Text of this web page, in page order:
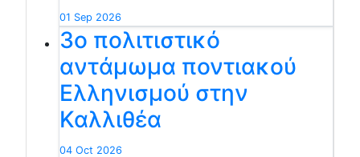
01 Sep 2026
3ο πολιτιστικό
αντάμωμα ποντιακού
Ελληνισμού στην
Καλλιθέα
04 Oct 2026